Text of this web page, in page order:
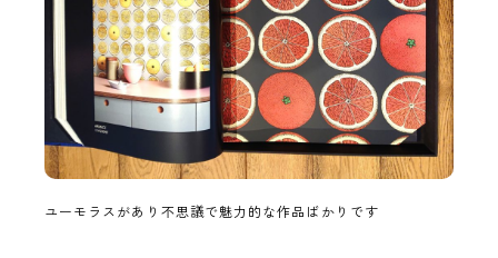
ユーモラスがあり不思議で魅力的な作品ばかりです